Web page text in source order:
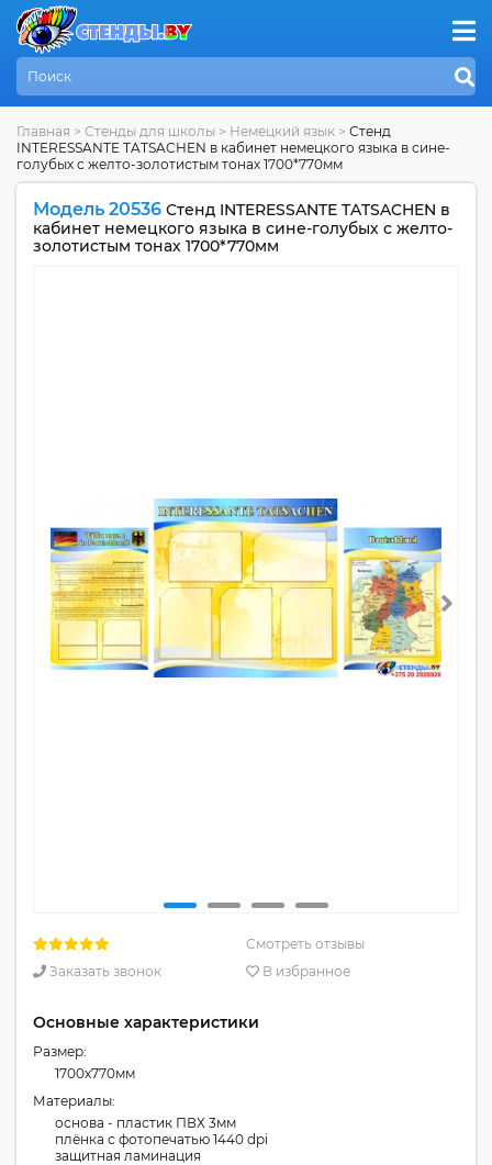
Главная > Стенды для школы > Немецкий язык > Стенд
INTERESSANTE TATSACHEN в кабинет немецкого языка в сине-
голубых с желто-золотистым тонах 1700*770мм
Модель 20536 Стенд INTERESSANTE TATSACHEN в
кабинет немецкого языка в сине-голубых с желто-
золотистым тонах 1700*770мм
Смотреть отзывы
Заказать звонок
В избранное
Основные характеристики
Размер:
1700x770мм
Материалы:
основа - пластик ПВХ 3мм
плёнка с фотопечатью 1440 dpi
защитная ламинация